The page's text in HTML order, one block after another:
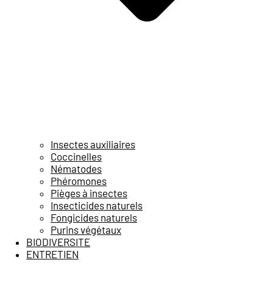
Insectes auxiliaires
Coccinelles
Nématodes
Phéromones
Pièges à insectes
Insecticides naturels
Fongicides naturels
Purins végétaux
BIODIVERSITE
ENTRETIEN